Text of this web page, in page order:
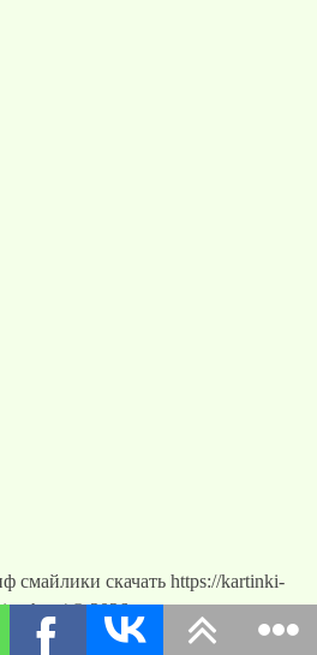
смайлики скачать https://kartinki-
© 2026
Открытки. С ...| Открытки. Вс...